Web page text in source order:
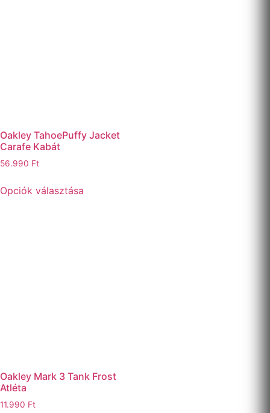
Oakley TahoePuffy Jacket
Carafe Kabát
56.990 Ft
Opciók választása
Oakley Mark 3 Tank Frost
Atléta
11.990 Ft